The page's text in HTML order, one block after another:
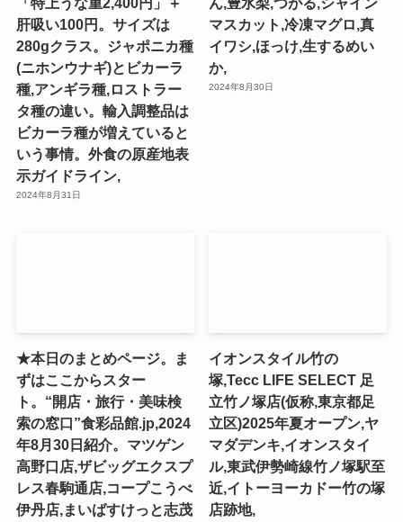
肝吸い100円。サイズは
280gクラス。ジャポニカ種
(ニホンウナギ)とビカーラ
種,アンギラ種,ロストラー
タ種の違い。輸入調整品は
ビカーラ種が増えていると
いう事情。外食の原産地表
示ガイドライン,
2024年8月31日
マスカット,冷凍マグロ,真
イワシ,ほっけ,生するめい
か,
2024年8月30日
★本日のまとめページ。ま
ずはここからスター
ト。“開店・旅行・美味検
索の窓口”食彩品館.jp,2024
年8月30日紹介。マツゲン
高野口店,ザビッグエクスプ
レス春駒通店,コープこうべ
伊丹店,まいばすけっと志茂
イオンスタイル竹の
塚,Tecc LIFE SELECT ⾜
⽴⽵ノ塚店(仮称,東京都足
立区)2025年夏オープン,ヤ
マダデンキ,イオンスタイ
ル,東武伊勢崎線竹ノ塚駅至
近,イトーヨーカドー竹の塚
店跡地,